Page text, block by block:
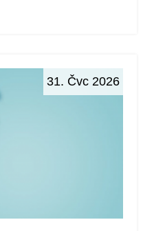
31. Čvc 2026